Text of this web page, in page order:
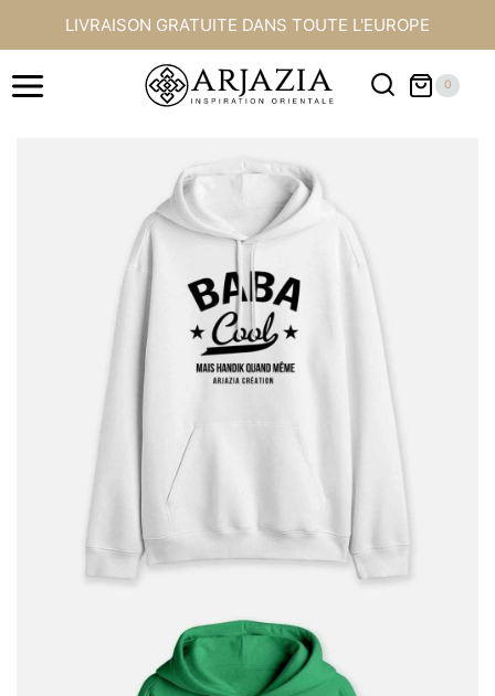
LIVRAISON GRATUITE DANS TOUTE L'EUROPE
0